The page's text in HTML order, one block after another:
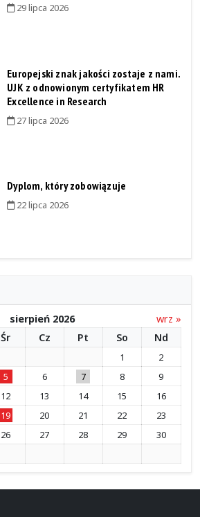
29 lipca 2026
Europejski znak jakości zostaje z nami.
UJK z odnowionym certyfikatem HR
Excellence in Research
27 lipca 2026
Dyplom, który zobowiązuje
22 lipca 2026
sierpień 2026
wrz »
Śr Cz Pt So Nd
1
2
5 6 7 8
9
12 13 14 15
16
19 20 21 22
23
26 27 28 29
30